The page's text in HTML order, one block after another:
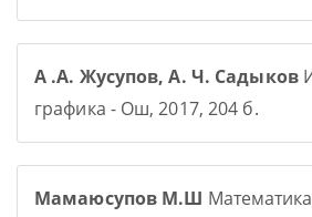
А .А. Жусупов, А. Ч. Садыков
графика - Ош, 2017, 204 б.
Мамаюсупов М.Ш